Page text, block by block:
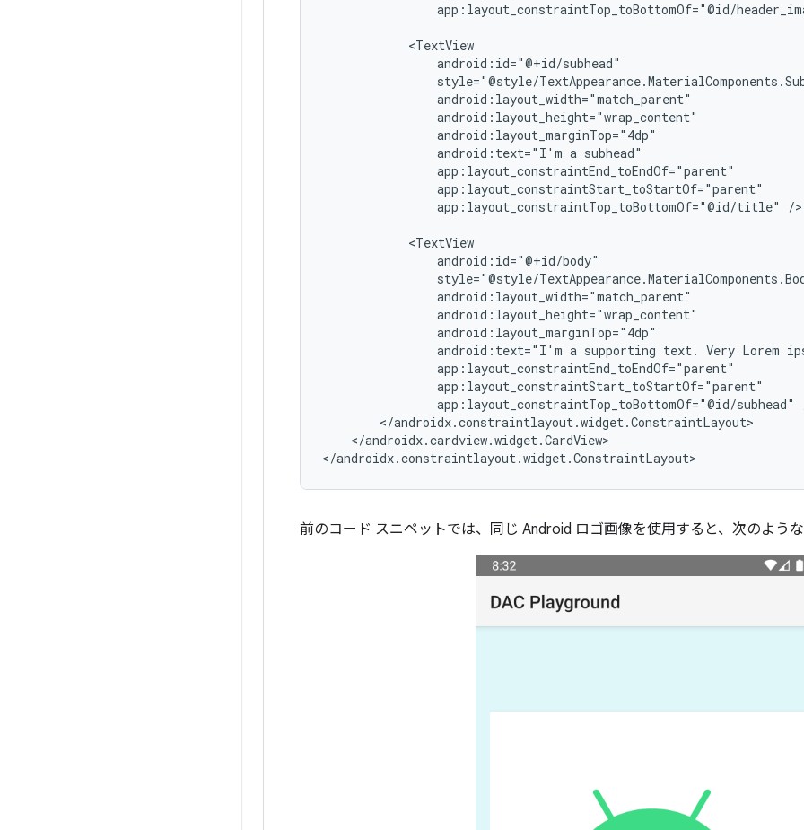
app:layout_constraintTop_toBottomOf="@id/
android:text="I'm a
app:layout_constraintTop_toBottomOf="@id/title"
/>
android:text="I'm a supporting text. Very Lorem
app:layout_constraintTop_toBottomOf="@id/subhead"
</androidx.cardview.widget.CardView>
前のコード スニペットでは、同じ Android ロゴ画像を使用すると、次のような